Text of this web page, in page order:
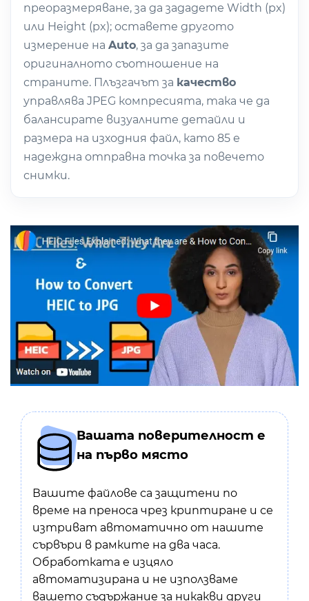
преоразмеряване, за да зададете Width (px)
или Height (px); оставете другото
измерение на Auto, за да запазите
оригиналното съотношение на
страните. Плъзгачът за качество
управлява JPEG компресията, така че да
балансирате визуалните детайли и
размера на изходния файл, като 85 е
надеждна отправна точка за повечето
снимки.
Вашата поверителност е
на първо място
Вашите файлове са защитени по
време на преноса чрез криптиране и се
изтриват автоматично от нашите
сървъри в рамките на два часа.
Обработката е изцяло
автоматизирана и не използваме
вашето съдържание за никакви други